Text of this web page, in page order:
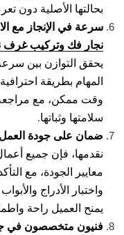
بحالتها الأصلية دون
سرعة في الإنجاز مع
نجار فك وتركيب غرف
يحقق التوازن بين سرعة
المهام بطريقة
وقت ممكن، مع مراجعة
سلامتها وثباتها.
ضمان على جودة
نقدمها، فإن جميع
معايير الجودة، مع
واختبار الأدراج
يمنح العميل راحة
فنيون متخصصون في